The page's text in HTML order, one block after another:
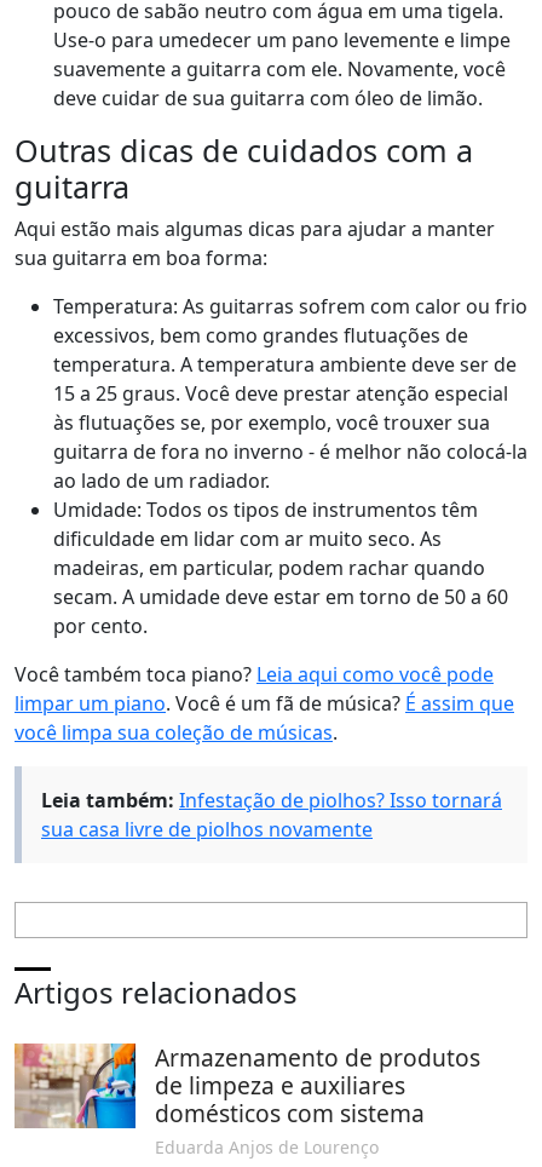
pouco de sabão neutro com água em uma tigela.
Use-o para umedecer um pano levemente e limpe
suavemente a guitarra com ele. Novamente, você
deve cuidar de sua guitarra com óleo de limão.
Outras dicas de cuidados com a
guitarra
Aqui estão mais algumas dicas para ajudar a manter
sua guitarra em boa forma:
Temperatura: As guitarras sofrem com calor ou frio
excessivos, bem como grandes flutuações de
temperatura. A temperatura ambiente deve ser de
15 a 25 graus. Você deve prestar atenção especial
às flutuações se, por exemplo, você trouxer sua
guitarra de fora no inverno - é melhor não colocá-la
ao lado de um radiador.
Umidade: Todos os tipos de instrumentos têm
dificuldade em lidar com ar muito seco. As
madeiras, em particular, podem rachar quando
secam. A umidade deve estar em torno de 50 a 60
por cento.
Você também toca piano? Leia aqui como você pode
limpar um piano. Você é um fã de música? É assim que
você limpa sua coleção de músicas.
Leia também: Infestação de piolhos? Isso tornará
sua casa livre de piolhos novamente
Artigos relacionados
Armazenamento de produtos
de limpeza e auxiliares
domésticos com sistema
Eduarda Anjos de Lourenço